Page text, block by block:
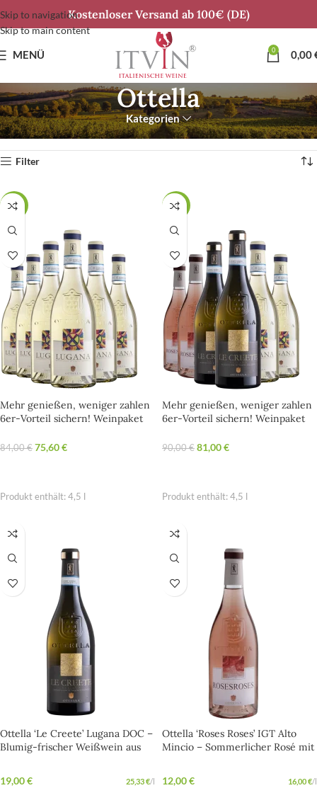
Skip to navigation
Skip to main content
Kostenloser Versand ab 100€ (DE)
MENÜ 0 0,00
Ottella
Kategorien
Start Produkt Brand Ottella Alle 5 Ergebnisse werden angezeigt
Filter
SALE
Mehr genießen, weniger zahlen
6er-Vorteil sichern! Weinpaket
84,00€ 75,60€
Produkt enthält: 4,5
SALE
Mehr genießen, weniger zahlen
6er-Vorteil sichern! Weinpaket
90,00€ 81,00€
Produkt enthält: 4,5
Ottella ‘Le Creete’ Lugana DOC –
Blumig-frischer Weißwein aus
19,00€ 25,33€/l
Ottella ‘Roses Roses’ IGT Alto
Mincio – Sommerlicher Rosé mit
12,00€ 16,00€/l